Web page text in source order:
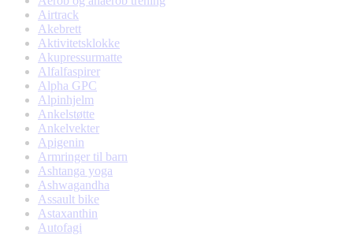
Airtrack
Akebrett
Aktivitetsklokke
Akupressurmatte
Alfalfaspirer
Alpha GPC
Alpinhjelm
Ankelstøtte
Ankelvekter
Apigenin
Armringer til barn
Ashtanga yoga
Ashwagandha
Assault bike
Astaxanthin
Autofagi